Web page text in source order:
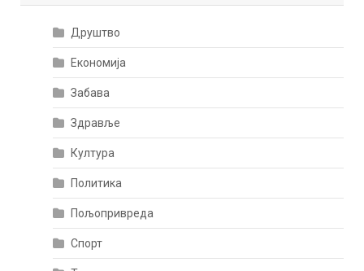
Друштво
Економија
Забава
Здравље
Култура
Политика
Пољопривреда
Спорт